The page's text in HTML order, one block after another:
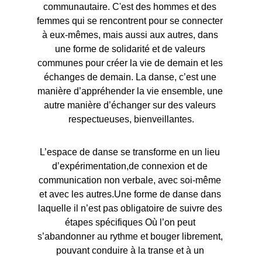
communautaire. C'est des hommes et des
femmes qui se rencontrent pour se connecter
à eux-mêmes, mais aussi aux autres, dans
une forme de solidarité et de valeurs
communes pour créer la vie de demain et les
échanges de demain. La danse, c’est une
manière d’appréhender la vie ensemble, une
autre manière d’échanger sur des valeurs
respectueuses, bienveillantes.
L’espace de danse se transforme en un lieu
d’expérimentation,de connexion et de
communication non verbale, avec soi-même
et avec les autres.Une forme de danse dans
laquelle il n’est pas obligatoire de suivre des
étapes spécifiques Où l’on peut
s’abandonner au rythme et bouger librement,
pouvant conduire à la transe et à un